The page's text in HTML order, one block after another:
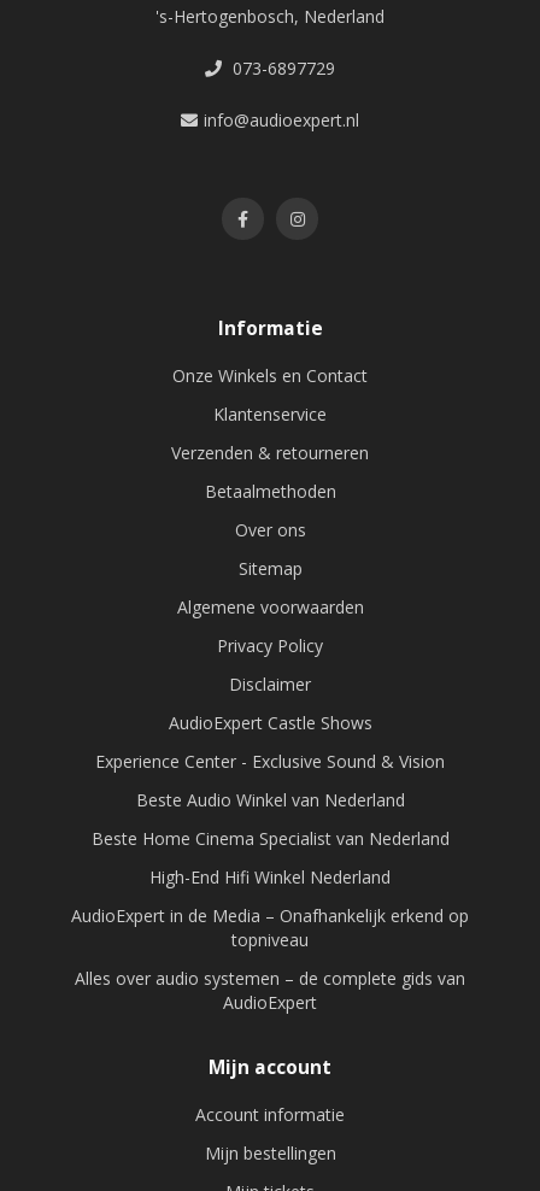
's-Hertogenbosch, Nederland
073-6897729
info@audioexpert.nl
Informatie
Onze Winkels en Contact
Klantenservice
Verzenden & retourneren
Betaalmethoden
Over ons
Sitemap
Algemene voorwaarden
Privacy Policy
Disclaimer
AudioExpert Castle Shows
Experience Center - Exclusive Sound & Vision
Beste Audio Winkel van Nederland
Beste Home Cinema Specialist van Nederland
High-End Hifi Winkel Nederland
AudioExpert in de Media – Onafhankelijk erkend op
topniveau
Alles over audio systemen – de complete gids van
AudioExpert
Mijn account
Account informatie
Mijn bestellingen